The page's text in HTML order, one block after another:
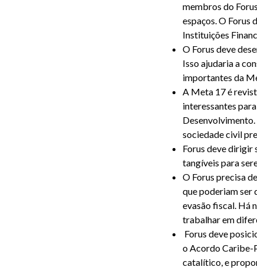
membros do
espaços. O Forus
Instituições
O Forus deve
Isso ajudaria a
importantes da
A Meta 17 é
interessantes
sociedade civil
Forus deve dirigir
tangíveis para
O Forus precisa
que poderiam ser
evasão fiscal. Há
trabalhar em
Forus deve
o Acordo Caribe-
catalítico, e